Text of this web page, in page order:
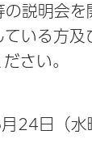
説明会を
ている方及
さい。
24日（水